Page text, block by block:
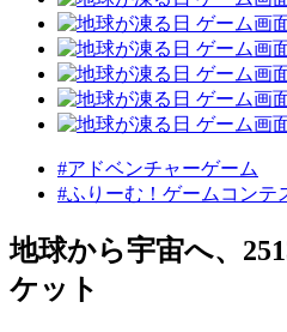
#アドベンチャーゲーム
#ふりーむ！ゲームコンテ
地球から宇宙へ、
ケット